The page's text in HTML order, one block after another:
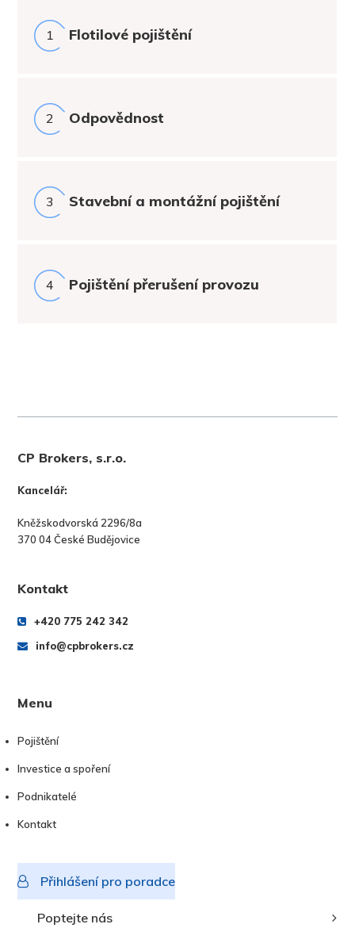
1 Flotilové pojištění
2 Odpovědnost
3 Stavební a montážní pojištění
4 Pojištění přerušení provozu
CP Brokers, s.r.o.
Kancelář:
Kněžskodvorská 2296/8a
370 04 České Budějovice
Kontakt
+420 775 242 342
info@cpbrokers.cz
Menu
Pojištění
Investice a spoření
Podnikatelé
Kontakt
Přihlášení pro poradce
Poptejte nás